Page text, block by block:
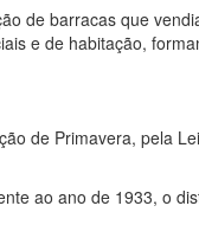
de barracas que
e de habitação,
de Primavera, pela
ao ano de 1933, o